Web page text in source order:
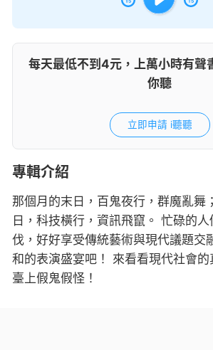
每天最低不到4元，上萬小時有聲
你聽
立即申請 i聽聽
專輯介紹
那個月的末日，百鬼夜行，群魔亂舞
日，科技橫行，資訊飛竄。 忙碌的
伐，好好享受傳統藝術與現代議題交
和的表演盛宴吧！ 來看看現代社會
臺上假鬼假怪！